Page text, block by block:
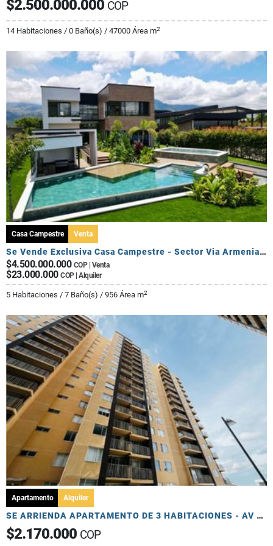
$2.500.000.000 COP
14 Habitaciones / 0 Baño(s) / 47000 Área m2
Casa Campestre Venta
Se Vende Exclusiva Casa Campestre - Sector Via Armenia Calarca
$4.500.000.000 COP | Venta
$23.000.000 COP | Alquiler
5 Habitaciones / 7 Baño(s) / 956 Área m2
Apartamento Alquiler
SE ARRIENDA APARTAMENTO DE 3 HABITACIONES - AV 19 NORTE
$2.170.000 COP